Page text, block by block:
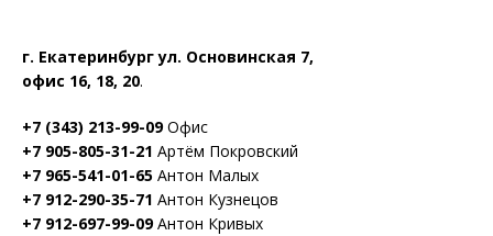
г. Екатеринбург ул. Основинская 7,
офис 16, 18, 20.
+7 (343) 213-99-09Офис
+7 905-805-31-21 Артём Покровский
+7 965-541-01-65 Антон Малых
+7 912-290-35-71 Антон Кузнецов
+7 912-697-99-09Антон Кривых